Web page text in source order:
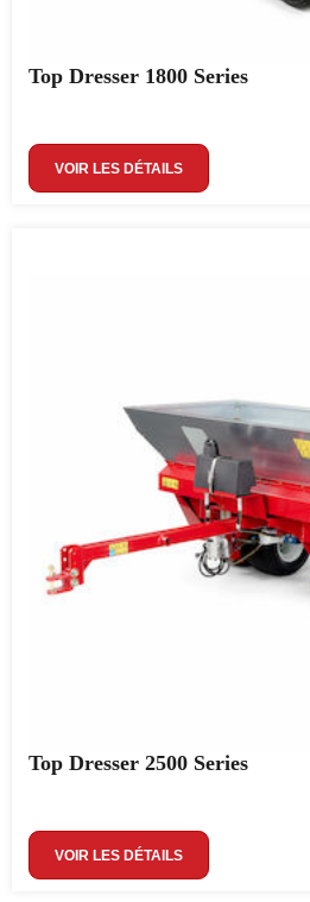
Top Dresser 1800 Series
VOIR LES DÉTAILS
Top Dresser 2500 Series
VOIR LES DÉTAILS